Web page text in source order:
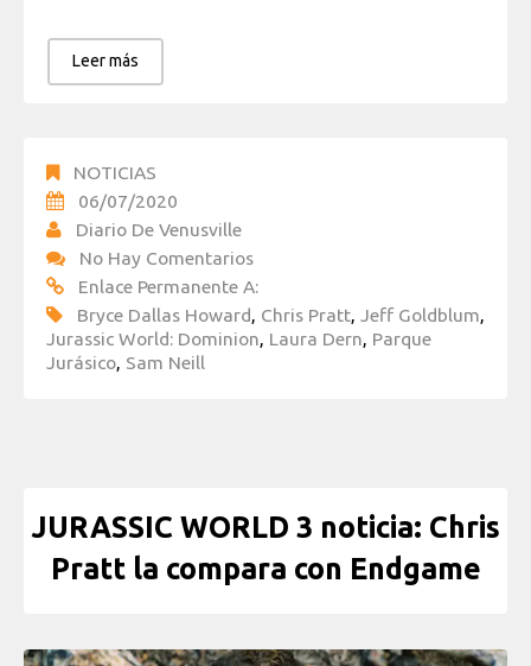
Leer más
NOTICIAS
06/07/2020
Diario De Venusville
No Hay Comentarios
Enlace Permanente A:
Bryce Dallas Howard, Chris Pratt, Jeff Goldblum,
Jurassic World: Dominion, Laura Dern, Parque
Jurásico, Sam Neill
JURASSIC WORLD 3 noticia: Chris
Pratt la compara con Endgame